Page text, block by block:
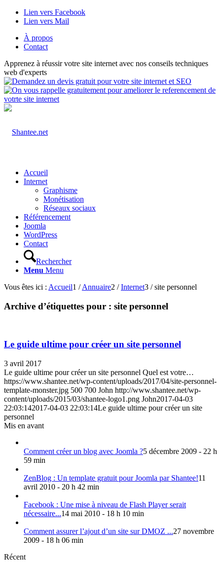
Lien vers Facebook
Lien vers Mail
À propos
Contact
Apprenez à réussir votre site internet avec nos conseils techniques
web d'experts
Accueil
Internet
Graphisme
Monétisation
Réseaux sociaux
Référencement
Joomla
WordPress
Contact
Rechercher
Menu Menu
Vous êtes ici : Accueil1 / Annuaire2 / Internet3 / site personnel
Archive d’étiquettes pour : site personnel
Le guide ultime pour créer un site personnel
3 avril 2017
Le guide ultime pour créer un site personnel Quel est votre…
https://www.shantee.net/wp-content/uploads/2017/04/site-personnel-
template-monster.jpg 500 700 John http://www.shantee.net/wp-
content/uploads/2015/03/shantee-logo1.png John2017-04-03
22:03:142017-04-03 22:03:14Le guide ultime pour créer un site
personnel
Mis en avant
Comment créer un blog avec Joomla ?5 décembre 2009 - 22 h
59 min
ZenBlog : Un template gratuit pour Joomla par Shantee!11
avril 2010 - 20 h 42 min
Facebook : Une mise à niveau de Flash Player serait
nécessaire...14 mai 2010 - 18 h 10 min
Comment assurer l’ajout d’un site sur DMOZ ...27 novembre
2009 - 18 h 06 min
Récent